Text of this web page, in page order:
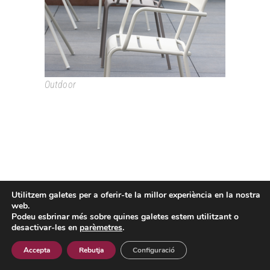
Outdoor
Passeig Colom, 18 08002 Barcelona T. +34 933193361
Avís LegalIPolítica de privacitat
Utilitzem galetes per a oferir-te la millor experiència en la nostra
web.
Podeu esbrinar més sobre quines galetes estem utilitzant o
desactivar-les en parèmetres.
Accepta Rebutja Configuració